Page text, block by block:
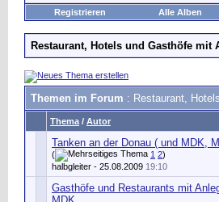
Registrieren Alle Alben
Restaurant, Hotels und Gasthöfe mit
Themen im Forum : Restaurant,
Thema / Autor
Tanken an der Donau ( und MDK,
( 1 2)
halbgleiter - 25.08.2009 19:10
Gasthöfe und Restaurants mit